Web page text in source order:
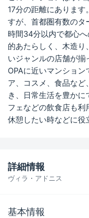
17分の距離にありま
すが、首都圏有数のタ
時間34分以内で都心
的あたらしく、木造
いジャンルの店舗が揃
OPAに近いマンショ
ア、コスメ、食品な
き、日常生活を豊か
フェなどの飲食店も
休憩したい時などに役
ヴィラ・アドニス
詳細情報
基本情報